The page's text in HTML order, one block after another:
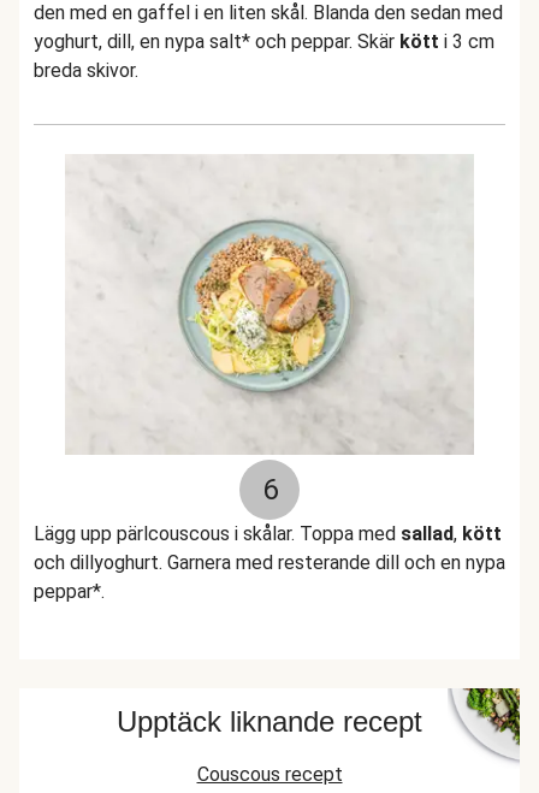
den med en gaffel i en liten skål. Blanda den sedan med
yoghurt, dill, en nypa salt* och peppar. Skär kött i 3 cm
breda skivor.
6
Lägg upp pärlcouscous i skålar. Toppa med sallad, kött
och dillyoghurt. Garnera med resterande dill och en nypa
peppar*.
Upptäck liknande recept
Couscous recept